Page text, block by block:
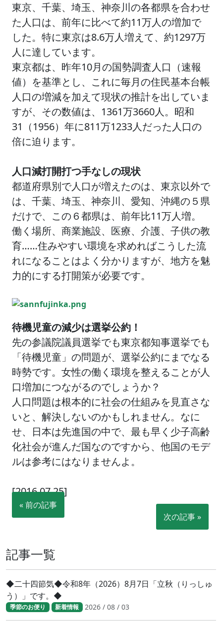
東京、千葉、埼玉、神奈川の各都県を合わせ
た人口は、前年に比べて約11万人の増加で
した。特に東京は8.6万人増えて、約1297万
人に達しています。
東京都は、昨年10月の国勢調査人口（速報
値）を基準とし、これに毎月の住民基本台帳
人口の増減を加えて現状の推計を出していま
すが、その数値は、1361万3660人。昭和
31（1956）年に811万1233人だった人口の
倍に迫ります。
人口減打開打つ手なしの現状
都道府県別で人口が増えたのは、東京以外で
は、千葉、埼玉、神奈川、愛知、沖縄の５県
だけで、この６都県は、前年比11万人増。
働く場所、商業施設、医療、介護、子供の教
育……住みやすい環境を求めればこうした流
れになることはよく分かりますが、地方を魅
力的にする打開策が必要です。
待機児童の減少は選挙公約！
先の参議院議員選挙でも東京都知事選挙でも
「待機児童」の問題が、選挙公約にまでなる
時勢です。女性の働く環境を整えることが人
口増加につながるのでしょうか？
人口問題は根本的に社会の仕組みを見直さな
いと、解決しないのかもしれません。 なに
せ、日本は先進国の中で、最も早く少子高齢
化社会が進んだ国なのですから、他国のモデ
ルは参考にはなりませんよ。
[2016.07.25]
« 前の記事
次の記事 »
記事一覧
◆二十四節気◆令和8年（2026）8月7日「立秋（りっしゅ
う）」です。◆
季節のお便り 新着情報 2026 / 08 / 03